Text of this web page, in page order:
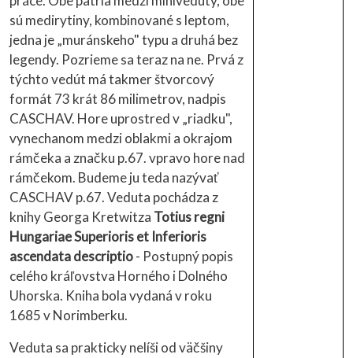
sú medirytiny, kombinované s leptom,
jedna je „muránskeho" typu a druhá bez
legendy. Pozrieme sa teraz na ne. Prvá z
týchto vedút má takmer štvorcový
formát 73 krát 86 milimetrov, nadpis
CASCHAV. Hore uprostred v „riadku",
vynechanom medzi oblakmi a okrajom
rámčeka a značku p.67. vpravo hore nad
rámčekom. Budeme ju teda nazývať
CASCHAV p.67. Veduta pochádza z
knihy Georga Kretwitza Totius regni
Hungariae Superioris et Inferioris
ascendata descriptio- Postupný popis
celého kráľovstva Horného i Dolného
Uhorska. Kniha bola vydaná v roku
1685 v Norimberku.
Veduta sa prakticky nelíši od väčšiny